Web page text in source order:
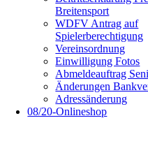
Breitensport
WDFV Antrag auf
Spielerberechtigung
Vereinsordnung
Einwilligung Fotos
Abmeldeauftrag
Änderungen
Adressänderung
08/20-Onlineshop